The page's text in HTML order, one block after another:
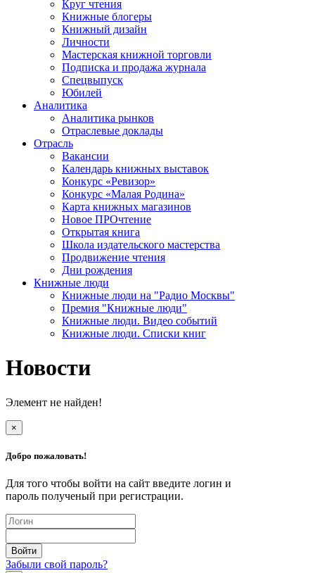
Круг чтения
Книжные блогеры
Книжный дизайн
Личности
Мастерская книжной торговли
Подписка и продажа журнала
Спецвыпуск
Юбилей
Аналитика
Аналитика рынков
Отраслевые доклады
Отрасль
Вакансии
Календарь книжных выставок
Конкурс «Ревизор»
Конкурс «Малая Родина»
Карта книжных магазинов
Новое ПРОчтение
Открытая книга
Школа издательского мастерства
Продвижение чтения
Дни рождения
Книжные люди
Книжные люди на "Радио Москвы"
Премия "Книжные люди"
Книжные люди. Видео событий
Книжные люди. Списки книг
Новости
Элемент не найден!
×
Добро пожаловать!
Для того чтобы войти на сайт введите логин и
пароль полученый при регистрации.
Забыли свой пароль?